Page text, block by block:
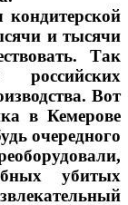
и тысячи
Так
Вот
в Кемерове
очередного
убитых